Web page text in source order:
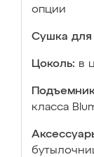
опции
Сушка для
Цоколь: в
класса